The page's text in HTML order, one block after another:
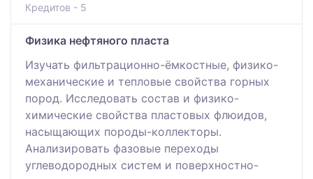
Кредитов - 5
Физика нефтяного пласта
Изучать фильтрационно-ёмкостные, физико-
механические и тепловые свойства горных
пород. Исследовать состав и физико-
химические свойства пластовых флюидов,
насыщающих породы-коллекторы.
Анализировать фазовые переходы
углеводородных систем и поверхностно-